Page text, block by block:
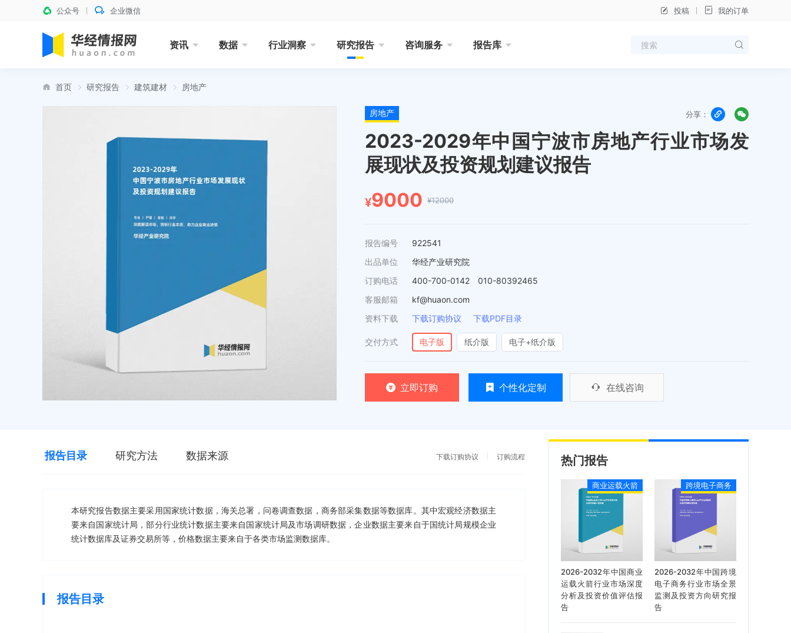
公众号 企业微信 投稿 我的订单
资讯 数据 行业洞察 研究报告 咨询服务 报告库
首页 研究报告 建筑建材 房地产
房地产 分享：
2023-2029年中国宁波市房地产行业市场发
展现状及投资规划建议报告
¥9000 ¥12000
报告编号
922541
出品单位
华经产业研究院
订购电话
400-700-0142 010-80392465
客服邮箱
kf@huaon.com
资料下载
下载订购协议 下载PDF目录
交付方式 电子版 纸介版 电子+纸介版
立即订购 个性化定制 在线咨询
报告目录 研究方法 数据来源 下载订购协议 订购流程
本研究报告数据主要采用国家统计数据，海关总署，问卷调查数据，商务部采集数据等数据库。其中宏观经济数据主
要来自国家统计局，部分行业统计数据主要来自国家统计局及市场调研数据，企业数据主要来自于国统计局规模企业
统计数据库及证券交易所等，价格数据主要来自于各类市场监测数据库。
报告目录
热门报告
商业运载火箭
2026-2032年中国商业
运载火箭行业市场深度
分析及投资价值评估报
告
跨境电子商务
2026-2032年中国跨境
电子商务行业市场全景
监测及投资方向研究报
告